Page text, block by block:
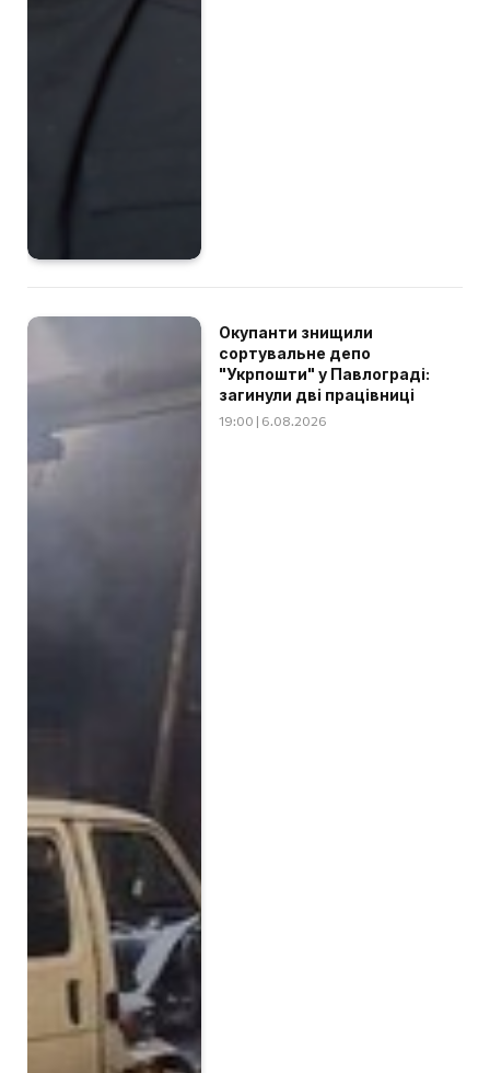
Окупанти знищили
сортувальне депо
"Укрпошти" у Павлограді:
загинули дві працівниці
19:00 | 6.08.2026